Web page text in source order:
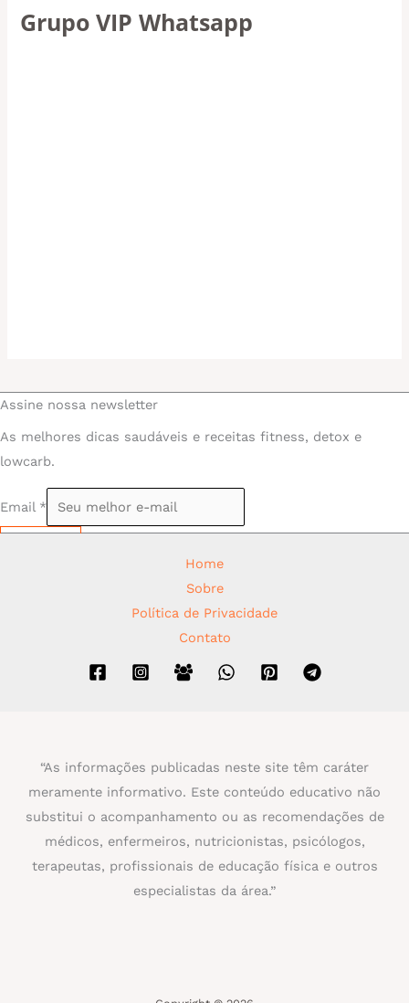
Grupo VIP Whatsapp
Assine nossa newsletter
As melhores dicas saudáveis e receitas fitness, detox e
lowcarb.
Email *
Home
Sobre
Política de Privacidade
Contato
“As informações publicadas neste site têm caráter
meramente informativo. Este conteúdo educativo não
substitui o acompanhamento ou as recomendações de
médicos, enfermeiros, nutricionistas, psicólogos,
terapeutas, profissionais de educação física e outros
especialistas da área.”